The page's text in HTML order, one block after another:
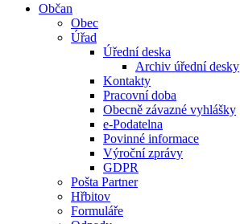
Občan
Obec
Úřad
Úřední deska
Archiv úřední desky
Kontakty
Pracovní doba
Obecně závazné vyhlášky
e-Podatelna
Povinné informace
Výroční zprávy
GDPR
Pošta Partner
Hřbitov
Formuláře